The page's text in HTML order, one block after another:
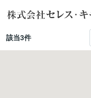
該当3件